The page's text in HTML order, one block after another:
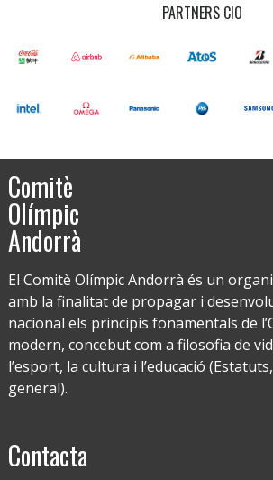
PARTNERS CIO
Comitè
Olímpic
Andorrà
El Comitè Olímpic Andorrà és un
amb la finalitat de propagar i
nacional els principis fonamentals de
modern, concebut com a filosofia de
l’esport, la cultura i l’educació
general).
Contacta